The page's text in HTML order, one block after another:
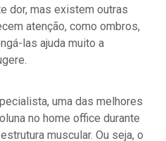
dor, mas existem outras
atenção, como ombros,
las ajuda muito a
uma das melhores
no home office durante
muscular. Ou seja, o